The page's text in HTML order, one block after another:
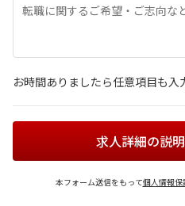
お時間ありましたら任意項目も入
求人詳細の説
本フォーム送信をもって個人情報保